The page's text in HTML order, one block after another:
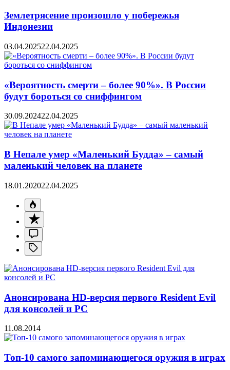
Землетрясение произошло у побережья
Индонезии
03.04.202522.04.2025
«Вероятность смерти – более 90%». В России
будут бороться со сниффингом
30.09.202422.04.2025
В Непале умер «Маленький Будда» – самый
маленький человек на планете
18.01.202022.04.2025
Анонсирована HD-версия первого Resident Evil
для консолей и PC
11.08.2014
Топ-10 самого запоминающегося оружия в играх